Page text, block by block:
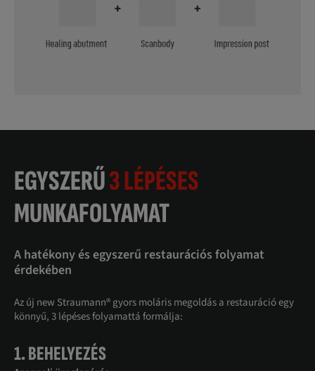
EGYSZERŰ3 LÉPÉSES
MUNKAFOLYAMAT
A hatékony és egyszerű restaurációs folyamat
érdekében
Az új new Straumann® gyors moláris megoldás a restauráció egy
könnyű, 3 lépéses folyamattá formálja:
1. BEHELYEZÉS